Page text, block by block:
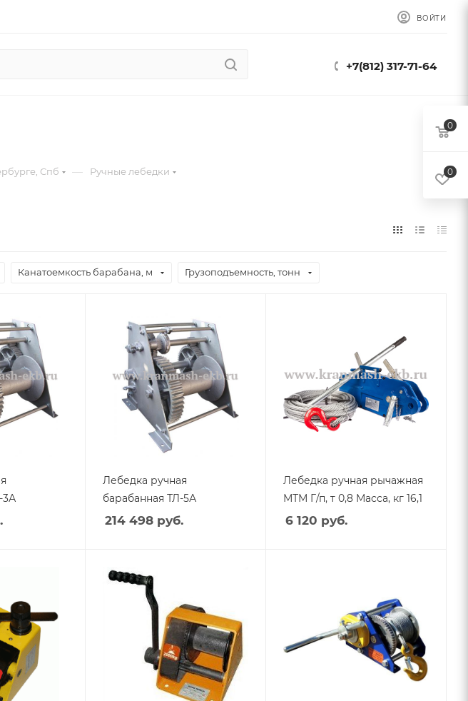
ВОЙТИ
+7(812) 317-71-64
Спб — Ручные лебедки
Канатоемкость барабана, м Грузоподъемность, тонн
3А
Лебедка ручная
барабанная ТЛ-5А
214 498 руб.
Лебедка ручная рычажная
МТМ Г/п, т 0,8 Масса, кг 16,1
6 120 руб.
0
0